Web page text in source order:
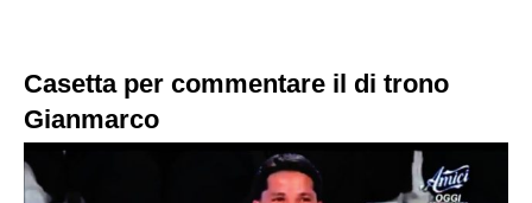
Casetta per commentare il di trono
Gianmarco